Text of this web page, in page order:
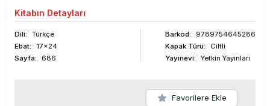
Kitabın Detayları
Dili:
Türkçe
Ebat:
17x24
Sayfa: 686
Barkod:
9789754645286
Kapak Türü:
Ciltli
Yayınevi:
Yetkin Yayınları
Favorilere Ekle